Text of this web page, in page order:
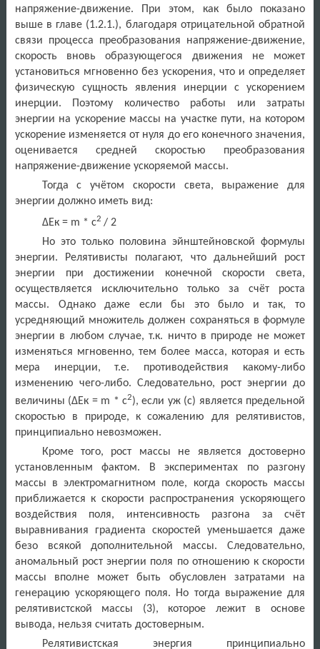
напряжение-движение. При этом, как было показано
выше в главе (1.2.1.), благодаря отрицательной обратной
связи процесса преобразования напряжение-движение,
скорость вновь образующегося движения не может
установиться мгновенно без ускорения, что и определяет
физическую сущность явления инерции с ускорением
инерции. Поэтому количество работы или затраты
энергии на ускорение массы на участке пути, на котором
ускорение изменяется от нуля до его конечного значения,
оценивается средней скоростью преобразования
напряжение-движение ускоряемой массы.
Тогда с учётом скорости света, выражение для
энергии должно иметь вид:
ΔЕк = m * c2 / 2
Но это только половина эйнштейновской формулы
энергии. Релятивисты полагают, что дальнейший рост
энергии при достижении конечной скорости света,
осуществляется исключительно только за счёт роста
массы. Однако даже если бы это было и так, то
усредняющий множитель должен сохраняться в формуле
энергии в любом случае, т.к. ничто в природе не может
изменяться мгновенно, тем более масса, которая и есть
мера инерции, т.е. противодействия какому-либо
изменению чего-либо. Следовательно, рост энергии до
величины (ΔЕк = m * c2), если уж (с) является предельной
скоростью в природе, к сожалению для релятивистов,
принципиально невозможен.
Кроме того, рост массы не является достоверно
установленным фактом. В экспериментах по разгону
массы в электромагнитном поле, когда скорость массы
приближается к скорости распространения ускоряющего
воздействия поля, интенсивность разгона за счёт
выравнивания градиента скоростей уменьшается даже
безо всякой дополнительной массы. Следовательно,
аномальный рост энергии поля по отношению к скорости
массы вполне может быть обусловлен затратами на
генерацию ускоряющего поля. Но тогда выражение для
релятивистской массы (3), которое лежит в основе
вывода, нельзя считать достоверным.
Релятивистская энергия принципиально